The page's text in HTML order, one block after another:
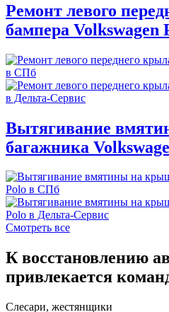
Ремонт левого
бампера Volkswagen
Вытягивание
багажника
Смотреть все
К восстановлению
привлекается
Слесари, жестянщики